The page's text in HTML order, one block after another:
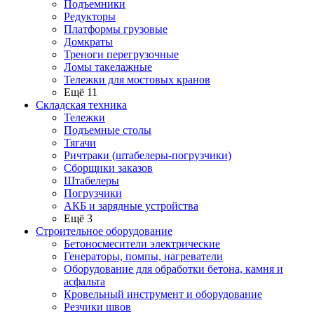
Подъемники
Редукторы
Платформы грузовые
Домкраты
Треноги перегрузочные
Ломы такелажные
Тележки для мостовых кранов
Ещё 11
Складская техника
Тележки
Подъемные столы
Тягачи
Ричтраки (штабелеры-погрузчики)
Сборщики заказов
Штабелеры
Погрузчики
АКБ и зарядные устройства
Ещё 3
Строительное оборудование
Бетоносмесители электрические
Генераторы, помпы, нагреватели
Оборудование для обработки бетона, камня и
асфальта
Кровельный инструмент и оборудование
Резчики швов